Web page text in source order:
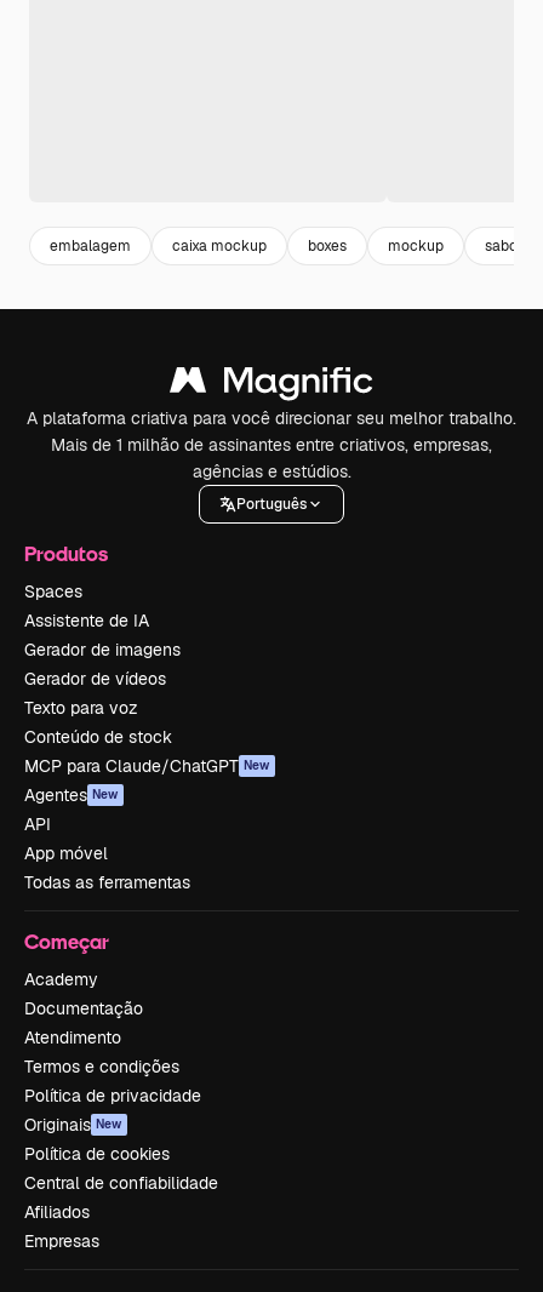
embalagem caixa mockup boxes mockup
A plataforma criativa para você direcionar seu melhor trabalho.
Mais de 1 milhão de assinantes entre criativos, empresas,
agências e estúdios.
Português
Produtos
Spaces
Assistente de IA
Gerador de imagens
Gerador de vídeos
Texto para voz
Conteúdo de stock
MCP para Claude/ChatGPT New
Agentes New
API
App móvel
Todas as ferramentas
Começar
Academy
Documentação
Atendimento
Termos e condições
Política de privacidade
Originais New
Política de cookies
Central de confiabilidade
Afiliados
Empresas